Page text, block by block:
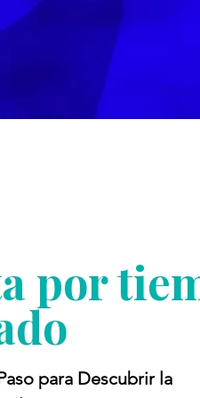
por
para Descubrir la